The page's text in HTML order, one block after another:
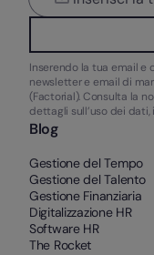
Inserendo la tua email e
newsletter e email di
(Factorial). Consulta la
dettagli sull’uso dei dati,
Blog
Gestione del Tempo
Gestione del Talento
Gestione Finanziaria
Digitalizzazione HR
Software HR
The Rocket